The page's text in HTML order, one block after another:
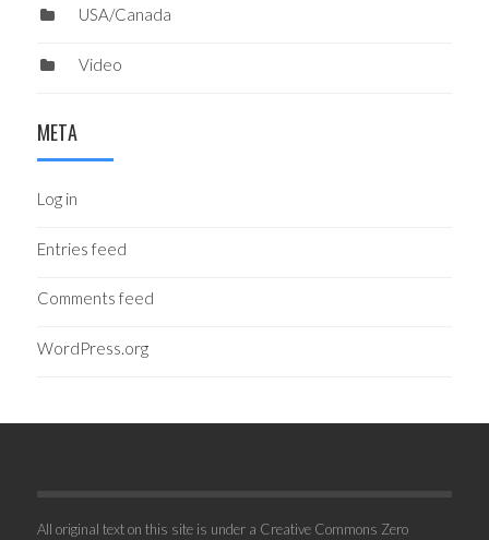
USA/Canada
Video
META
Log in
Entries feed
Comments feed
WordPress.org
All original text on this site is under a Creative Commons Zero